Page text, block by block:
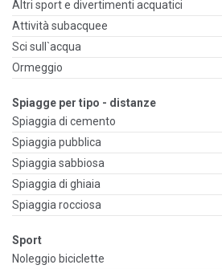
Altri sport e divertimenti acquatici
Attività subacquee
Sci sull`acqua
Ormeggio
Spiagge per tipo - distanze
Spiaggia di cemento
Spiaggia pubblica
Spiaggia sabbiosa
Spiaggia di ghiaia
Spiaggia rocciosa
Sport
Noleggio biciclette